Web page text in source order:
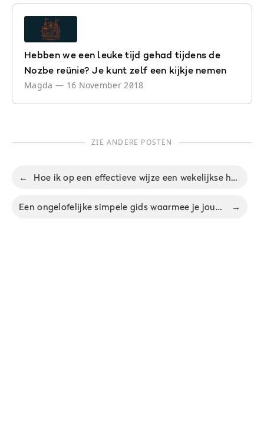
Hebben we een leuke tijd gehad tijdens de
Nozbe reünie? Je kunt zelf een kijkje nemen
Magda — 16 November 2018
ZIE ANDERE POSTEN
← Hoe ik op een effectieve wijze een wekelijkse herziening ten uitvoer breng en waardevolle tijd bespaar
Een ongelofelijke simpele gids waarmee je jouw dag kunt prioriteren →